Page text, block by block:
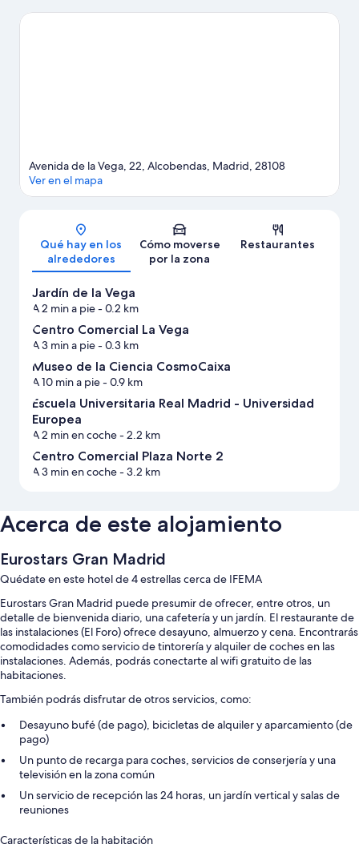
Miguel. ¿Te apetece disfrutar de un evento especial? Puedes
Mapa
Avenida de la Vega, 22, Alcobendas, Madrid, 28108
Ver en el mapa
Qué hay en los
alrededores
Cómo moverse
por la zona
Restaurantes
Jardín de la Vega
A 2 min a pie- 0.2 km
Centro Comercial La Vega
A 3 min a pie- 0.3 km
Museo de la Ciencia CosmoCaixa
A 10 min a pie- 0.9 km
Escuela Universitaria Real Madrid - Universidad
Europea
A 2 min en coche- 2.2 km
Centro Comercial Plaza Norte 2
A 3 min en coche- 3.2 km
Acerca de este alojamiento
Eurostars Gran Madrid
Quédate en este hotel de 4 estrellas cerca de IFEMA
Eurostars Gran Madrid puede presumir de ofrecer, entre otros, un
detalle de bienvenida diario, una cafetería y un jardín. El restaurante de
las instalaciones (El Foro) ofrece desayuno, almuerzo y cena. Encontrarás
comodidades como servicio de tintorería y alquiler de coches en las
instalaciones. Además, podrás conectarte al wifi gratuito de las
habitaciones.
También podrás disfrutar de otros servicios, como:
Desayuno bufé (de pago), bicicletas de alquiler y aparcamiento (de
pago)
Un punto de recarga para coches, servicios de conserjería y una
televisión en la zona común
Un servicio de recepción las 24 horas, un jardín vertical y salas de
reuniones
Características de la habitación